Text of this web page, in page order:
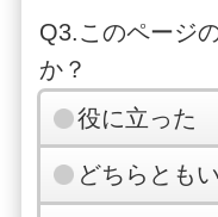
Q3.このページ
か？
役に立った
どちらとも